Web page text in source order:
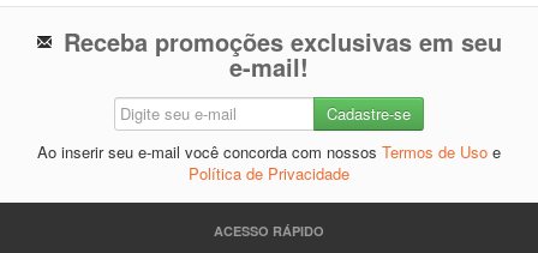
Receba promoções exclusivas em seu
e-mail!
Ao inserir seu e-mail você concorda com nossos Termos de Uso e
Política de Privacidade
ACESSO RÁPIDO